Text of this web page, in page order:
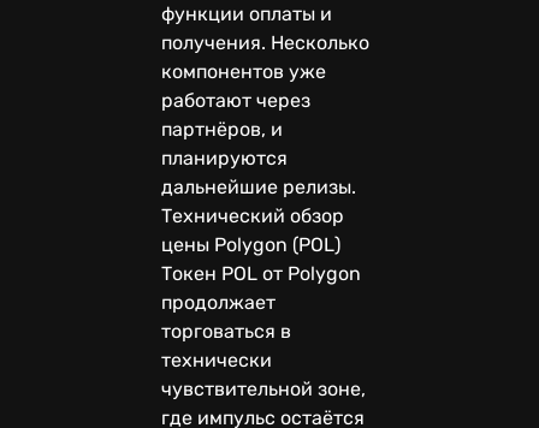
функции оплаты и
получения. Несколько
компонентов уже
работают через
партнёров, и
планируются
дальнейшие релизы.
Технический обзор
цены Polygon (POL)
Токен POL от Polygon
продолжает
торговаться в
технически
чувствительной зоне,
где импульс остаётся